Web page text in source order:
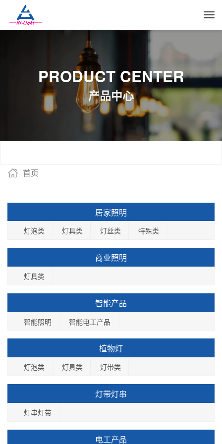
PRODUCT CENTER
产品中心
首页
居家照明
灯泡类 灯具类 灯丝类 特殊类
商业照明
灯具类
智能产品
智能照明 智能电工产品
植物灯
灯泡类 灯具类 灯带类
灯带灯串
灯串灯带
电工产品